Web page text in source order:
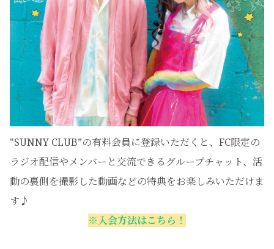
"SUNNY CLUB”の有料会員に登録いただくと、FC限定の
ラジオ配信やメンバーと交流できるグループチャット、活
動の裏側を撮影した動画などの特典をお楽しみいただけま
す♪
※入会方法はこちら！